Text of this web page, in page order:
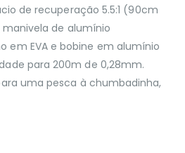
de recuperação 5.5:1 (90cm
de alumínio
em EVA e bobine em alumínio
para 200m de 0,28mm.
uma pesca à chumbadinha,